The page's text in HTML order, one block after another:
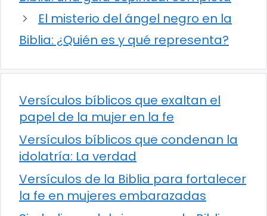
El misterio del ángel negro en la
Biblia: ¿Quién es y qué representa?
Versículos bíblicos que exaltan el
papel de la mujer en la fe
Versículos bíblicos que condenan la
idolatría: La verdad
Versículos de la Biblia para fortalecer
la fe en mujeres embarazadas